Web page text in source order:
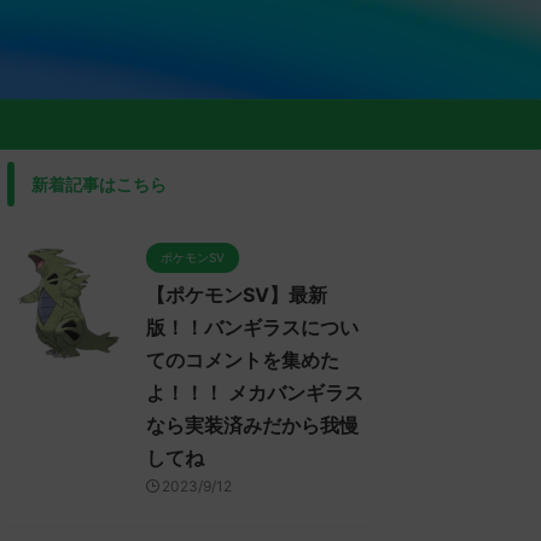
新着記事はこちら
ポケモンSV
【ポケモンSV】最新
版！！バンギラスについ
てのコメントを集めた
よ！！！ メカバンギラス
なら実装済みだから我慢
してね
2023/9/12